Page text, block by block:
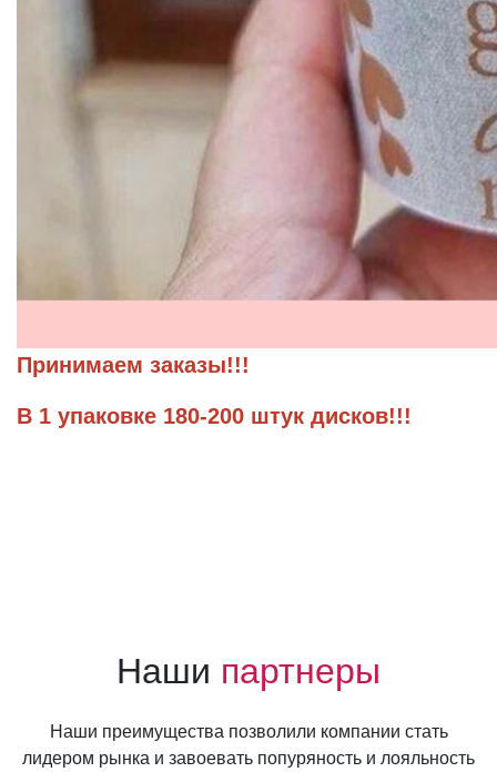
Принимаем заказы!!!
В 1 упаковке 180-200 штук дисков!!!
Наши партнеры
Наши преимущества позволили компании стать
лидером рынка и завоевать попуряность и лояльность